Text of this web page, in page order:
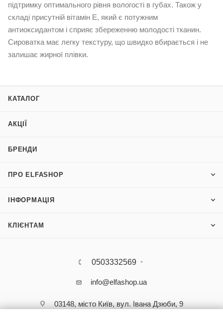
підтримку оптимального рівня вологості в губах. Також у
складі присутній вітамін Е, який є потужним
антиоксидантом і сприяє збереженню молодості тканин.
Сироватка має легку текстуру, що швидко вбирається і не
залишає жирної плівки.
КАТАЛОГ
АКЦІЇ
БРЕНДИ
ПРО ELFASHOP
ІНФОРМАЦІЯ
КЛІЄНТАМ
0503332569
info@elfashop.ua
03148, місто Київ, вул. Івана Дзюби, 9